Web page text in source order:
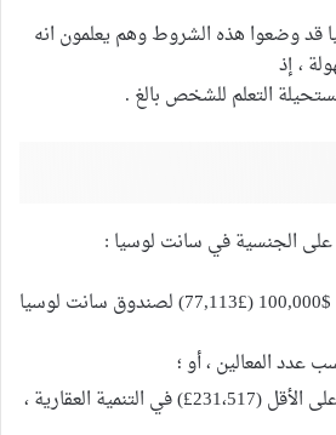
قد وضعوا هذه الشروط وهم يعلمون انه
، إذ
التعلم للشخص بالغ .
الجنسية في سانت لوسيا :
التبرع بما لا يقل عن $100,000 (£77,113) لصندوق سانت لوسيا
عدد المعالين ، أو ؛
استثمار 300،000 $ على الأقل (231،517£) في التنمية العقارية ،